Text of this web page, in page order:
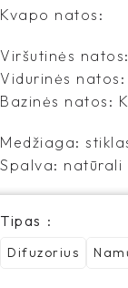
Kvapo natos:
Viršutinės
Vidurinės
Bazinės natos:
Medžiaga:
Spalva: natūrali
Tipas
Difuzorius